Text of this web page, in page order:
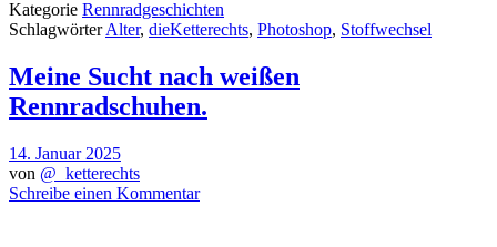
Kategorie Rennradgeschichten
SchlagwörterAlter, dieKetterechts, Photoshop, Stoffwechsel
Meine Sucht nach weißen
Rennradschuhen.
14. Januar 2025
von @_ketterechts
Schreibe einen Kommentar